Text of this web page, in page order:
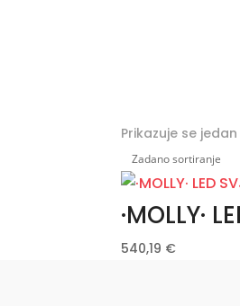
Prikazuje se
·MOLLY·
540,19 €